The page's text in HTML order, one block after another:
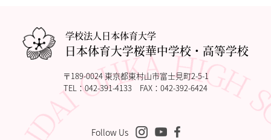
学校法人日本体育大学
日本体育大学桜華中学校・高等学校
〒189-0024 東京都東村山市富士見町2-5-1
TEL：042-391-4133 FAX：042-392-6424
Follow Us